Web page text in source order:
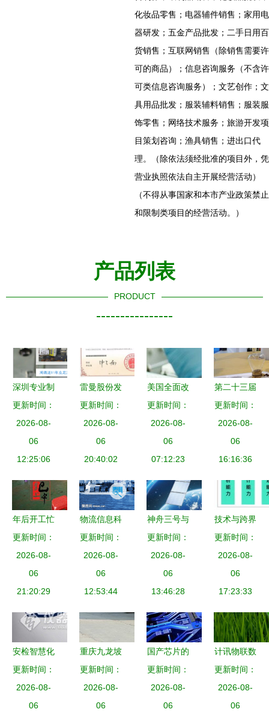
化妆品零售；电器辅件销售；家用电
器研发；五金产品批发；二手日用百
货销售；互联网销售（除销售需要许
可的商品）；信息咨询服务（不含许
可类信息咨询服务）；文艺创作；文
具用品批发；服装辅料销售；服装服
饰零售；网络技术服务；旅游开发项
目策划咨询；渔具销售；进出口代
理。（除依法须经批准的项目外，凭
营业执照依法自主开展经营活动）
（不得从事国家和本市产业政策禁止
和限制类项目的经营活动。）
产品列表
PRODUCT
----------------
深圳专业制
造塑胶模具
——注塑批
量生产的智
能制造基石
更新时间：
2026-08-
06
12:25:06
雷曼股份发
明专利荣获
中国专利优
秀奖，引领
LED显示屏
更新时间：
2026-08-
06
20:40:02
美国全面改
革生物技术
产品监管体
系 技术创
新与安全治
道
更新时间：
2026-08-
06
07:12:23
第二十三届
高交会 寰
球高科技技
术产品亮
相，国内外
良缘与技术
更新时间：
2026-08-
06
16:16:36
年后开工忙
冲刺开门红
技术驱动新
年新气象
更新时间：
2026-08-
06
21:20:29
物流信息科
技的革新力
量 技术驱
动下的智慧
物流未来
更新时间：
2026-08-
06
12:53:44
神舟三号与
火箭技术的
双重飞跃
更新时间：
2026-08-
06
13:46:28
技术与跨界
思维 产品
经理培训的
真正挑战
更新时间：
2026-08-
06
17:23:33
安检智慧化
趋势下产品
技术发展及
其在疫情防
更新时间：
2026-08-
06
重庆九龙坡
区PP活性
吸附塔加工
探秘 夏焱
更新时间：
2026-08-
06
国产芯片的
历史性机遇
与发展前景
更新时间：
2026-08-
06
计讯物联数
字乡村解决
方案 以核
心技术全力
更新时间：
2026-08-
06